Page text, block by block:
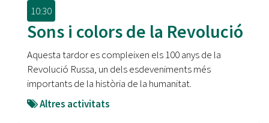
10:30
Sons i colors de la Revolució
Aquesta tardor es compleixen els 100 anys de la
Revolució Russa, un dels esdeveniments més
importants de la història de la humanitat.
Altres activitats